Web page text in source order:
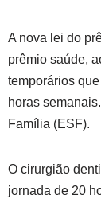
A nova lei do
prêmio saúde,
temporários
horas
Família (ESF).
O cirurgião
jornada de 20